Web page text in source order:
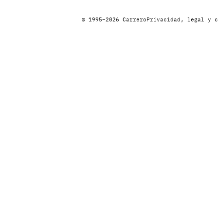
© 1995–2026 CarreroPrivacidad, legal y